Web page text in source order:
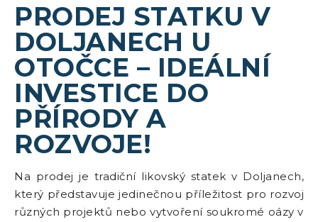
PRODEJ STATKU V
DOLJANECH U
OTOČCE – IDEÁLNÍ
INVESTICE DO
PŘÍRODY A
ROZVOJE!
Na prodej je tradiční likovský statek v Doljanech,
který představuje jedinečnou příležitost pro rozvoj
různých projektů nebo vytvoření soukromé oázy v